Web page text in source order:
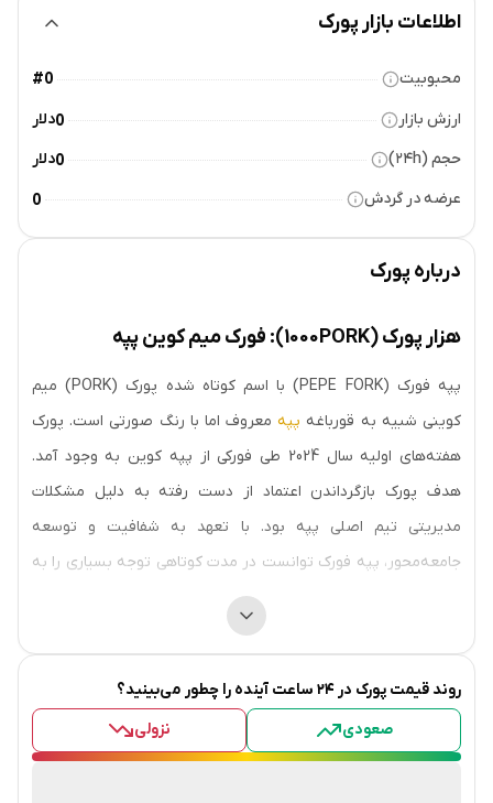
اطلاعات بازار پورک
محبوبیت #0
ارزش بازار 0دلار
حجم (۲۴h)
0دلار
عرضه در گردش
0
درباره پورک
هزار پورک (1000PORK): فورک میم کوین پپه
پپه فورک (PEPE FORK) با اسم کوتاه شده پورک (PORK) میم
کوینی شبیه به قورباغه پپهمعروف اما با رنگ صورتی است. پورک
هفته‌های اولیه سال 2024 طی فورکی از پپه کوین به وجود آمد.
هدف پورک بازگرداندن اعتماد از دست رفته به دلیل مشکلات
مدیریتی تیم اصلی پپه بود. با تعهد به شفافیت و توسعه
جامعه‌محور، پپه فورک توانست در مدت کوتاهی توجه بسیاری را به
خود جلب کند. این میم کوین در ابتدا در یونی‌سواپ به همراه اتر
تاریخچه و پیدایش
روند قیمت پورک در ۲۴ ساعت آینده را چطور می‌بینید؟
صعودی
نزولی